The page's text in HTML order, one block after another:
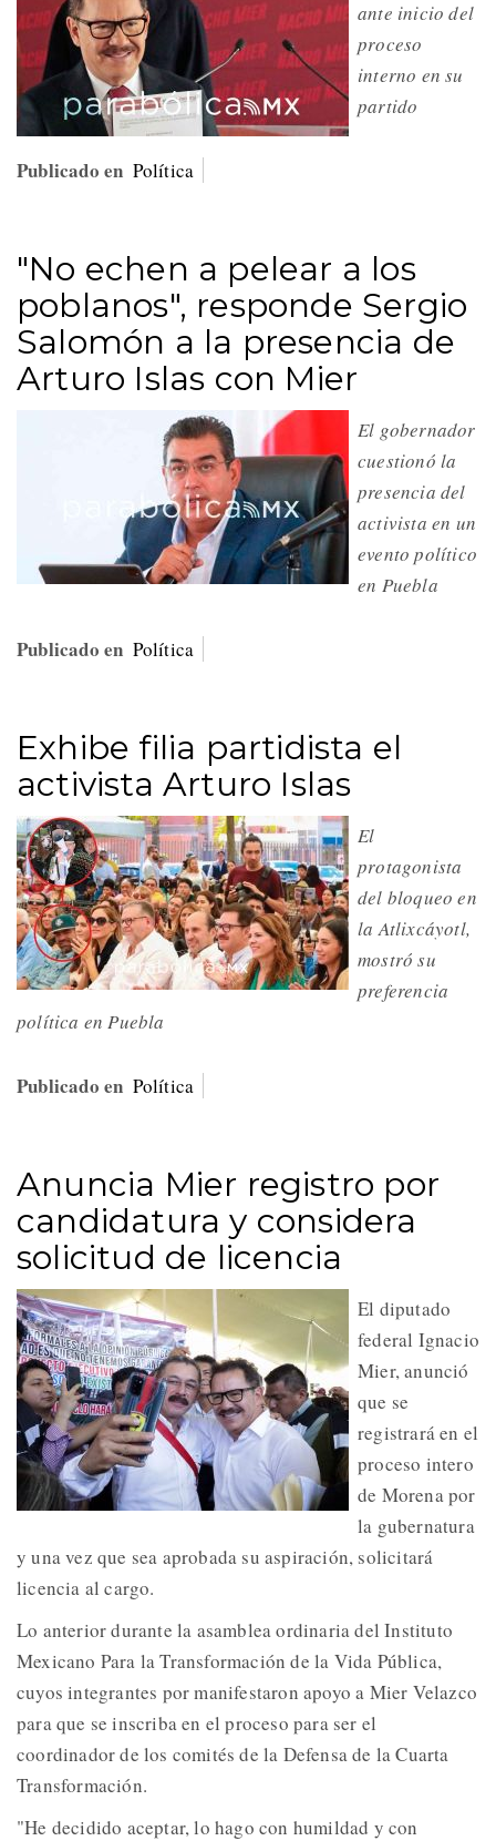
ante inicio del
proceso
interno en su
partido
Publicado en Política
"No echen a pelear a los
poblanos", responde Sergio
Salomón a la presencia de
Arturo Islas con Mier
El gobernador
cuestionó la
presencia del
activista en un
evento político
en Puebla
Publicado en Política
Exhibe filia partidista el
activista Arturo Islas
El
protagonista
del bloqueo en
la Atlixcáyotl,
mostró su
preferencia
política en Puebla
Publicado en Política
Anuncia Mier registro por
candidatura y considera
solicitud de licencia
El diputado
federal Ignacio
Mier, anunció
que se
registrará en el
proceso intero
de Morena por
la gubernatura
y una vez que sea aprobada su aspiración, solicitará
licencia al cargo.
Lo anterior durante la asamblea ordinaria del Instituto
Mexicano Para la Transformación de la Vida Pública,
cuyos integrantes por manifestaron apoyo a Mier Velazco
para que se inscriba en el proceso para ser el
coordinador de los comités de la Defensa de la Cuarta
Transformación.
"He decidido aceptar, lo hago con humildad y con